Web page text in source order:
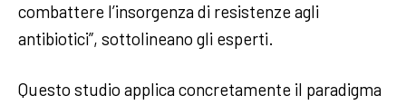
combattere l’insorgenza di resistenze agli
antibiotici”, sottolineano gli esperti.
Questo studio applica concretamente il paradigma